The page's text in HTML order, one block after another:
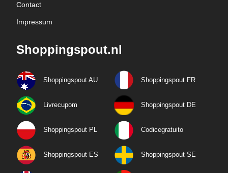
Contact
Impressum
Shoppingspout.nl
Shoppingspout AU Shoppingspout FR
Livrecupom Shoppingspout DE
Shoppingspout PL Codicegratuito
Shoppingspout ES Shoppingspout SE